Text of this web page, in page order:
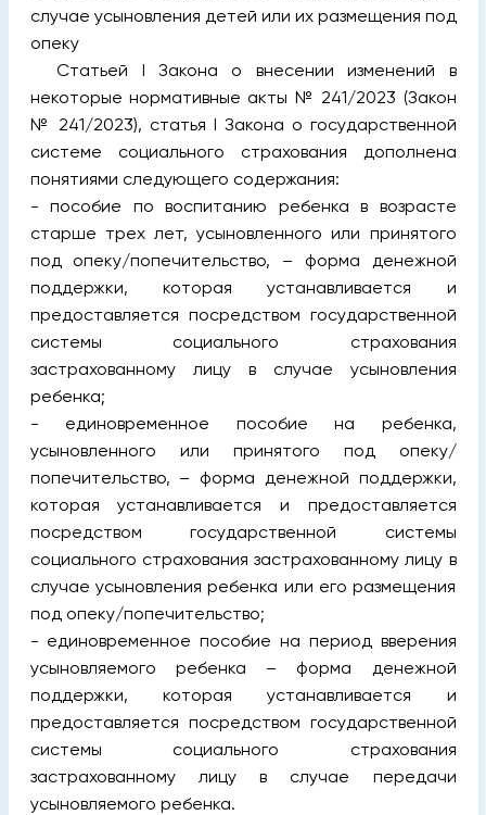
случае усыновления детей или их размещения под
опеку
Статьей I Закона о внесении изменений в
некоторые нормативные акты № 241/2023 (Закон
№ 241/2023), статья I Закона о государственной
системе социального страхования дополнена
понятиями следующего содержания:
- пособие по воспитанию ребенка в возрасте
старше трех лет, усыновленного или принятого
под опеку/попечительство, – форма денежной
поддержки, которая устанавливается и
предоставляется посредством государственной
системы социального страхования
застрахованному лицу в случае усыновления
ребенка;
- единовременное пособие на ребенка,
усыновленного или принятого под опеку/
попечительство, – форма денежной поддержки,
которая устанавливается и предоставляется
посредством государственной системы
социального страхования застрахованному лицу в
случае усыновления ребенка или его размещения
под опеку/попечительство;
- единовременное пособие на период вверения
усыновляемого ребенка – форма денежной
поддержки, которая устанавливается и
предоставляется посредством государственной
системы социального страхования
застрахованному лицу в случае передачи
усыновляемого ребенка.